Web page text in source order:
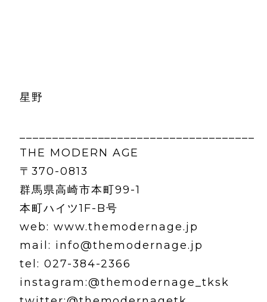
星野
THE MODERN AGE
〒370-0813
群馬県高崎市本町99-1
本町ハイツ1F-B号
web: www.themodernage.jp
mail: info@themodernage.jp
tel: 027-384-2366
instagram:@themodernage_tksk